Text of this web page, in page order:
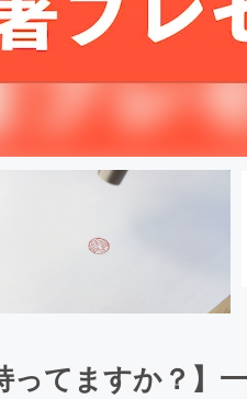
ってますか？